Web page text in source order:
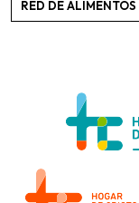
RED DE ALIMENTOS